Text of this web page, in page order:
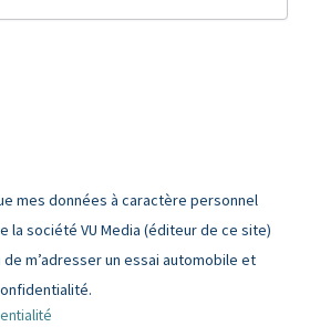
mes données à caractère personnel
la société VU Media (éditeur de ce site)
m’adresser un essai automobile et